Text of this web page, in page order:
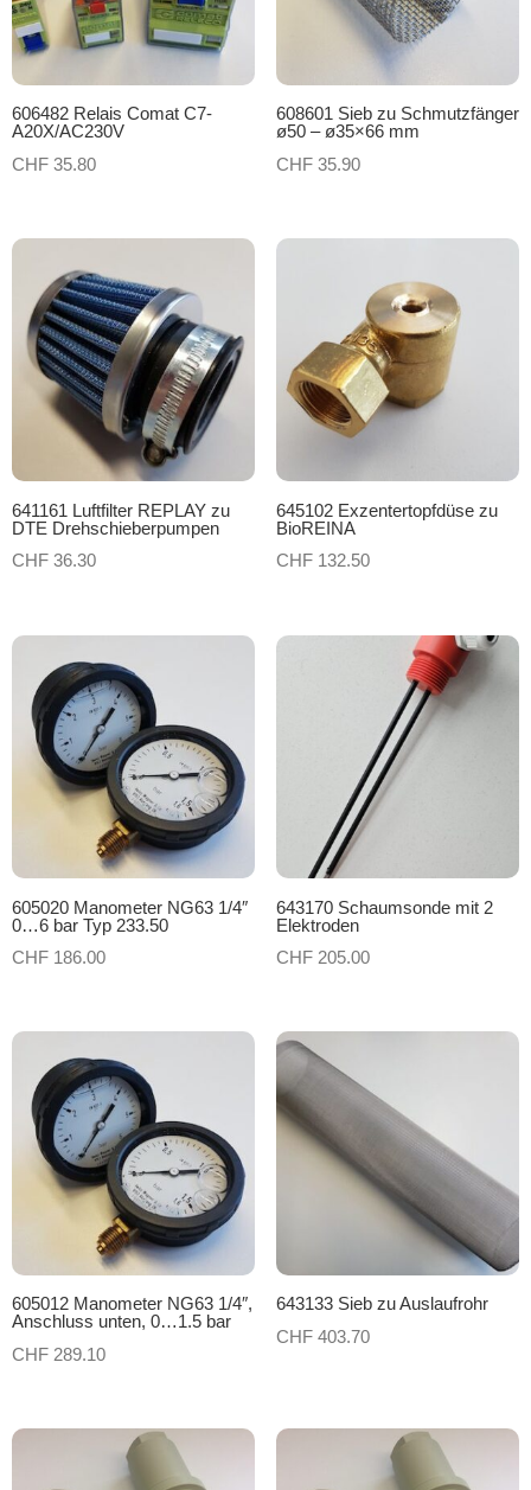
606482 Relais Comat C7-
A20X/AC230V
CHF 35.80
608601 Sieb zu Schmutzfänger
ø50 – ø35×66 mm
CHF35.90
641161 Luftfilter REPLAY zu
DTE Drehschieberpumpen
CHF 36.30
645102 Exzentertopfdüse zu
BioREINA
CHF132.50
605020 Manometer NG63 1/4″
0…6 bar Typ 233.50
CHF 186.00
643170 Schaumsonde mit 2
Elektroden
CHF205.00
605012 Manometer NG63 1/4″,
Anschluss unten, 0…1.5 bar
CHF 289.10
643133 Sieb zu Auslaufrohr
CHF403.70